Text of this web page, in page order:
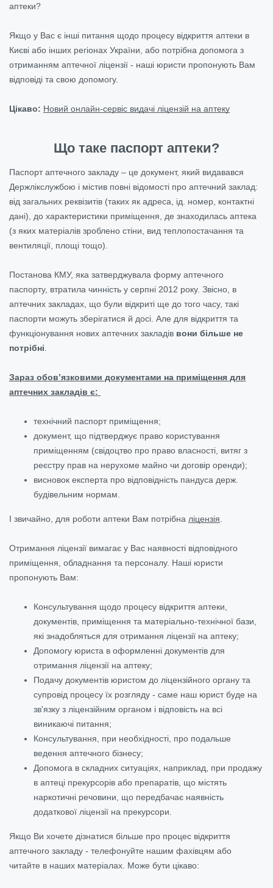
аптеки?
Якщо у Вас є інші питання щодо процесу відкриття аптеки в
Києві або інших регіонах України, або потрібна допомога з
отриманням аптечної ліцензії - наші юристи пропонують Вам
відповіді та свою допомогу.
Цікаво: Новий онлайн-сервіс видачі ліцензій на аптеку
Що таке паспорт аптеки?
Паспорт аптечного закладу – це документ, який видавався
Держлікслужбою і містив повні відомості про аптечний заклад:
від загальних реквізитів (таких як адреса, ід. номер, контактні
дані), до характеристики приміщення, де знаходилась аптека
(з яких матеріалів зроблено стіни, вид теплопостачання та
вентиляції, площі тощо).
Постанова КМУ, яка затверджувала форму аптечного
паспорту, втратила чинність у серпні 2012 року. Звісно, в
аптечних закладах, що були відкриті ще до того часу, такі
паспорти можуть зберігатися й досі. Але для відкриття та
функціонування нових аптечних закладів вони більше не
потрібні
Зараз обов’язковими документами на приміщення для
аптечних закладів є:
технічний паспорт приміщення;
документ, що підтверджує право користування
приміщенням (свідоцтво про право власності, витяг з
реєстру прав на нерухоме майно чи договір оренди);
висновок експерта про відповідність пандуса держ.
будівельним нормам.
І звичайно, для роботи аптеки Вам потрібна ліцензія
Отримання ліцензії вимагає у Вас наявності відповідного
приміщення, обладнання та персоналу. Наші юристи
пропонують Вам:
Консультування щодо процесу відкриття аптеки,
документів, приміщення та матеріально-технічної бази,
які знадобляться для отримання ліцензії на аптеку;
Допомогу юриста в оформленні документів для
отримання ліцензії на аптеку;
Подачу документів юристом до ліцензійного органу та
супровід процесу їх розгляду - саме наш юрист буде на
зв'язку з ліцензійним органом і відповість на всі
виникаючі питання;
Консультування, при необхідності, про подальше
ведення аптечного бізнесу;
Допомога в складних ситуаціях, наприклад, при продажу
в аптеці прекурсорів або препаратів, що містять
наркотичні речовини, що передбачає наявність
додаткової ліцензії на прекурсори.
Якщо Ви хочете дізнатися більше про процес відкриття
аптечного закладу - телефонуйте нашим фахівцям або
читайте в наших матеріалах. Може бути цікаво: